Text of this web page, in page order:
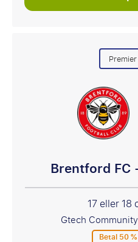
Brentford FC
17 eller 18
Gtech
Betal 50